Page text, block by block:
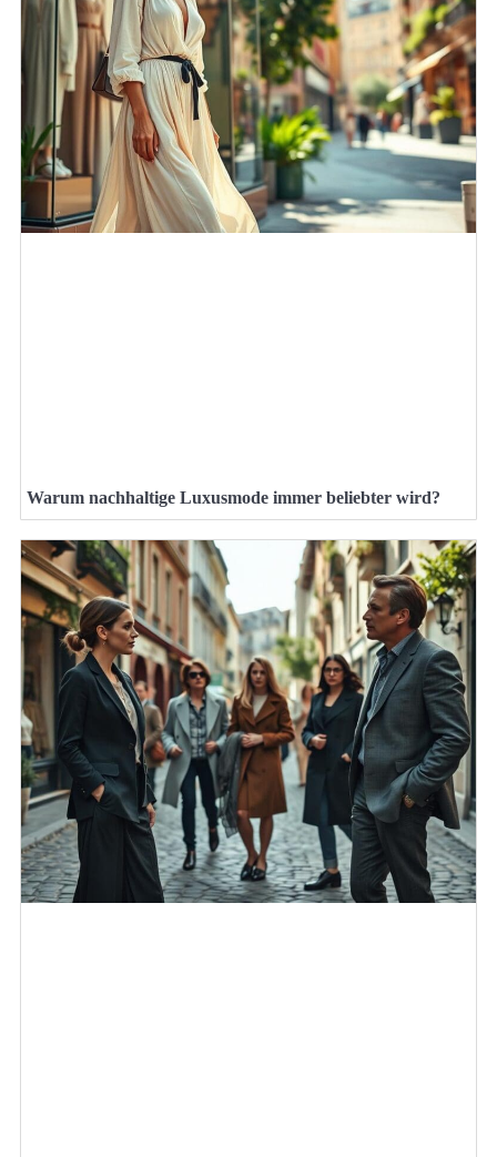
Warum nachhaltige Luxusmode immer beliebter wird?